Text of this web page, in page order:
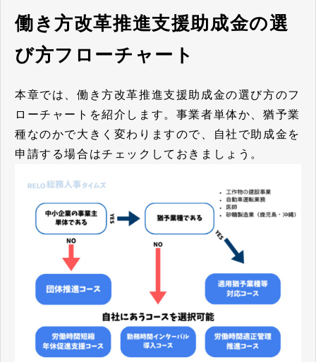
働き方改革推進支援助成金の選
び方フローチャート
本章では、働き方改革推進支援助成金の選び方のフ
ローチャートを紹介します。事業者単体か、猶予業
種なのかで大きく変わりますので、自社で助成金を
申請する場合はチェックしておきましょう。